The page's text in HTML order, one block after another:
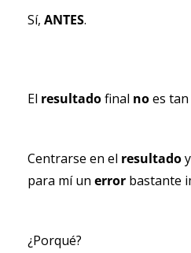
Sí, ANTES.
El resultado final no es tan
Centrarse en el resultado
para mí un error bastante
¿Porqué?